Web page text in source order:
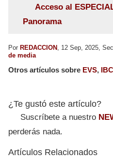
Acceso al
Panorama
Por REDACCION , 12 Sep, 2025,
de media
Otros artículos sobre EVS,
¿Te gustó este artículo?
Suscríbete a nuestro
perderás nada.
Artículos Relacionados